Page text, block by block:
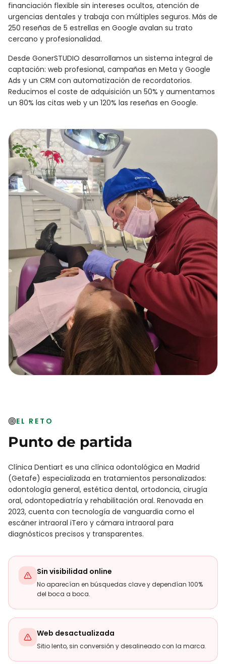
financiación flexible sin intereses ocultos, atención de
urgencias dentales y trabaja con múltiples seguros. Más de
250 reseñas de 5 estrellas en Google avalan su trato
cercano y profesionalidad.
Desde GonerSTUDIO desarrollamos un sistema integral de
captación: web profesional, campañas en Meta y Google
Ads y un CRM con automatización de recordatorios.
Reducimos el coste de adquisición un 50% y aumentamos
un 80% las citas web y un 120% las reseñas en Google.
EL RETO
Punto de partida
Clínica Dentiart es una clínica odontológica en Madrid
(Getafe) especializada en tratamientos personalizados:
odontología general, estética dental, ortodoncia, cirugía
oral, odontopediatría y rehabilitación oral. Renovada en
2023, cuenta con tecnología de vanguardia como el
escáner intraoral iTero y cámara intraoral para
diagnósticos precisos y transparentes.
Sin visibilidad online
No aparecían en búsquedas clave y dependían 100%
del boca a boca.
Web desactualizada
Sitio lento, sin conversión y desalineado con la marca.